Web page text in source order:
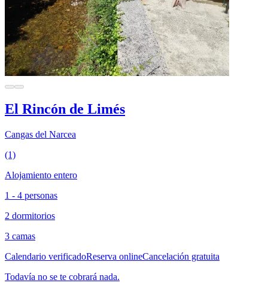
El Rincón de Limés
Cangas del Narcea
(1)
Alojamiento entero
1 - 4 personas
2 dormitorios
3 camas
Calendario verificadoReserva onlineCancelación gratuita
Todavía no se te cobrará nada.